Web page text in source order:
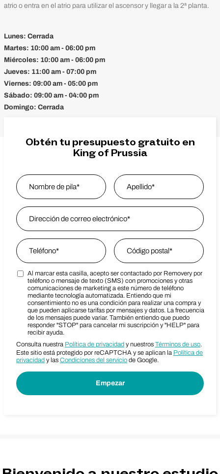
atrio o entra en el atrio para utilizar el ascensor y llegar a la 2ª planta.
Lunes: Cerrada
Martes: 10:00 am - 06:00 pm
Miércoles: 10:00 am - 06:00 pm
Jueves: 11:00 am - 07:00 pm
Viernes: 09:00 am - 05:00 pm
Sábado: 09:00 am - 04:00 pm
Domingo: Cerrada
Obtén tu presupuesto gratuito en
King of Prussia
Name
Nombre
Email Address
Phone Zip Code
Zip Code
Marketing SMS Consent Terms
Al marcar esta casilla, acepto ser contactado por Removery por
teléfono o mensaje de texto (SMS) con promociones y otras
comunicaciones de marketing a este número de teléfono
mediante tecnología automatizada. Entiendo que mi
consentimiento no es una condición para realizar una compra y
que pueden aplicarse tarifas por mensajes y datos. La frecuencia
de los mensajes puede variar. También entiendo que puedo
responder "STOP" para cancelar mi suscripción y "HELP" para
recibir ayuda.
Consulta nuestra Política de privacidad y nuestros Términos de uso.
Este sitio está protegido por reCAPTCHA y se aplican la Política de
privacidad y las Condiciones del servicio de Google.